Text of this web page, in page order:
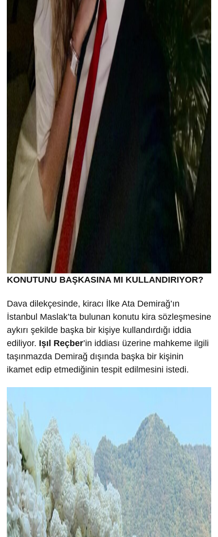
KONUTUNU BAŞKASINA MI KULLANDIRIYOR?
Dava dilekçesinde, kiracı İlke Ata Demirağ’ın
İstanbul Maslak’ta bulunan konutu kira sözleşmesine
aykırı şekilde başka bir kişiye kullandırdığı iddia
ediliyor. Işıl Reçber’in iddiası üzerine mahkeme ilgili
taşınmazda Demirağ dışında başka bir kişinin
ikamet edip etmediğinin tespit edilmesini istedi.